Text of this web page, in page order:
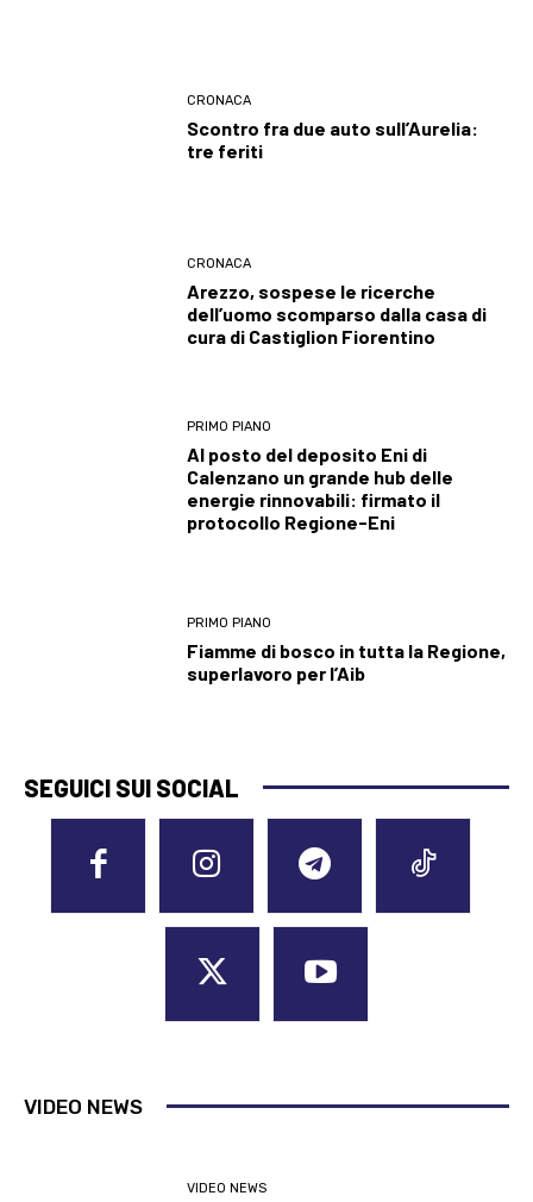
CRONACA
Scontro fra due auto sull’Aurelia:
tre feriti
CRONACA
Arezzo, sospese le ricerche
dell’uomo scomparso dalla casa di
cura di Castiglion Fiorentino
PRIMO PIANO
Al posto del deposito Eni di
Calenzano un grande hub delle
energie rinnovabili: firmato il
protocollo Regione-Eni
PRIMO PIANO
Fiamme di bosco in tutta la Regione,
superlavoro per l’Aib
SEGUICI SUI SOCIAL
VIDEO NEWS
VIDEO NEWS